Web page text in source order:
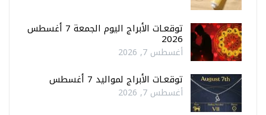
توقعـات الأبراج اليوم الجمعة 7 أغسطس
2026
أغسطس 7, 2026
توقعـات الأبراج لمواليد 7 أغسطس
أغسطس 7, 2026